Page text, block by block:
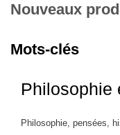
Nouveaux
Mots-clés
Philosophie
Philosophie, pensées,